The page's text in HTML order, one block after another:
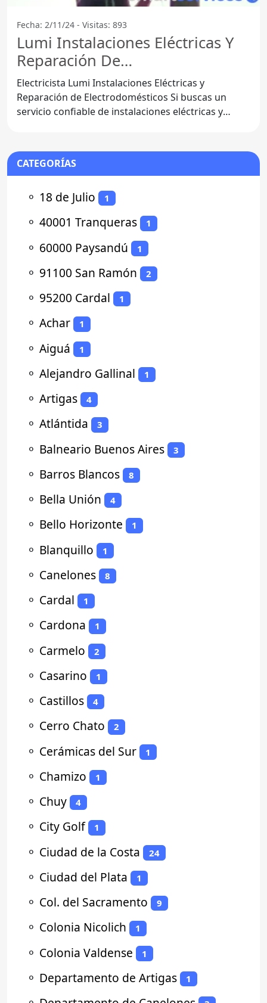
Fecha: 2/11/24 - Visitas: 893
Lumi Instalaciones Eléctricas Y
Reparación De
Electrodomésticos - Juanicó
Electricista Lumi Instalaciones Eléctricas y
Reparación de Electrodomésticos Si buscas un
servicio confiable de instalaciones eléctricas y
CATEGORÍAS
⚬ 18 de Julio 1
⚬ 40001 Tranqueras 1
⚬ 60000 Paysandú 1
⚬ 91100 San Ramón 2
⚬ 95200 Cardal 1
⚬ Achar 1
⚬ Aiguá 1
⚬ Alejandro Gallinal 1
⚬ Artigas 4
⚬ Atlántida 3
⚬ Balneario Buenos Aires 3
⚬ Barros Blancos 8
⚬ Bella Unión 4
⚬ Bello Horizonte 1
⚬ Blanquillo 1
⚬ Canelones 8
⚬ Cardal 1
⚬ Cardona 1
⚬ Carmelo 2
⚬ Casarino 1
⚬ Castillos 4
⚬ Cerro Chato 2
⚬ Cerámicas del Sur 1
⚬ Chamizo 1
⚬ Chuy 4
⚬ City Golf 1
⚬ Ciudad de la Costa 24
⚬ Ciudad del Plata 1
⚬ Col. del Sacramento 9
⚬ Colonia Nicolich 1
⚬ Colonia Valdense 1
⚬ Departamento de Artigas 1